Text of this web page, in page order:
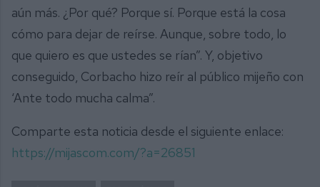
aún más. ¿Por qué? Porque sí. Porque está la cosa
cómo para dejar de reírse. Aunque, sobre todo, lo
que quiero es que ustedes se rían”. Y, objetivo
conseguido, Corbacho hizo reír al público mijeño con
‘Ante todo mucha calma”.
Comparte esta noticia desde el siguiente enlace:
https://mijascom.com/?a=26851